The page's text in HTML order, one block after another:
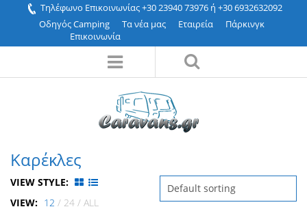
Τηλέφωνο Επικοινωνίας +30 23940 73976 ή +30 6932632092
Οδηγός Camping
Τα νέα μας Εταιρεία
Πάρκινγκ
Επικοινωνία
Καρέκλες
Default sorting
VIEW STYLE:
VIEW: 12 / 24 / ALL